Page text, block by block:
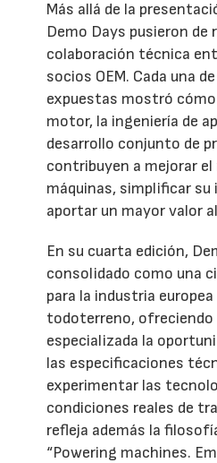
Más allá de la
Demo Days pusieron de
colaboración técnica
socios OEM. Cada una
expuestas mostró
motor, la ingeniería de
desarrollo conjunto de
contribuyen a mejorar
máquinas, simplificar
aportar un mayor valor
En su cuarta edición,
consolidado como una
para la industria
todoterreno, ofreciendo
especializada la
las especificaciones
experimentar las
condiciones reales de
refleja además la
“Powering machines.